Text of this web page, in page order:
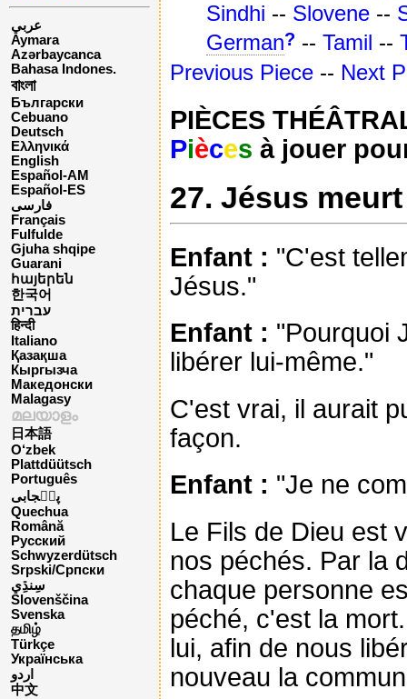
عربي
Aymara
Azərbaycanca
Bahasa Indones.
বাংলা
Български
Cebuano
Deutsch
Ελληνικά
English
Español-AM
Español-ES
فارسی
Français
Fulfulde
Gjuha shqipe
Guarani
հայերեն
한국어
עברית
हिन्दी
Italiano
Қазақша
Кыргызча
Македонски
Malagasy
മലയാളം
日本語
O‘zbek
Plattdüütsch
Português
پن٘جابی
Quechua
Română
Русский
Schwyzerdütsch
Srpski/Српски
Slovenščina
Svenska
தமிழ்
Türkçe
Українська
اردو
中文
Sindhi -- Slovene --
German? -- Tamil --
Previous Piece -- Next
PIÈCES
Pièces à jouer
27. Jésus
Enfant : "C'est
Jésus."
Enfant : "Pourquoi
libérer lui-même."
C'est vrai, il aurait
façon.
Enfant : "Je ne
Le Fils de Dieu est
nos péchés. Par la
chaque personne
péché, c'est la
lui, afin de nous
nouveau la